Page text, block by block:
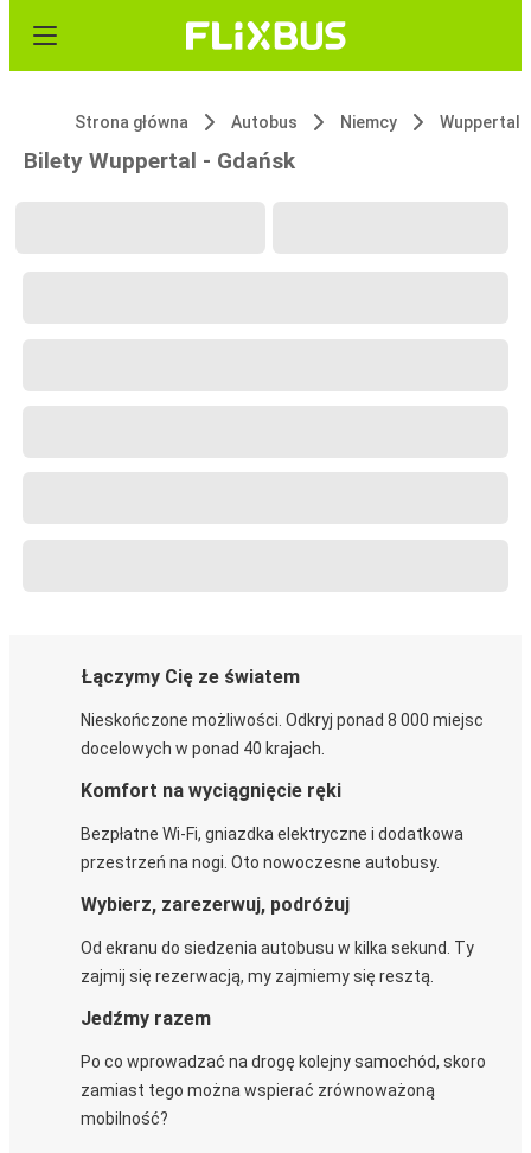
Strona główna Autobus Niemcy Wuppertal
Bilety Wuppertal - Gdańsk
Łączymy Cię ze światem
Nieskończone możliwości. Odkryj ponad 8 000 miejsc
docelowych w ponad 40 krajach.
Komfort na wyciągnięcie ręki
Bezpłatne Wi-Fi, gniazdka elektryczne i dodatkowa
przestrzeń na nogi. Oto nowoczesne autobusy.
Wybierz, zarezerwuj, podróżuj
Od ekranu do siedzenia autobusu w kilka sekund. Ty
zajmij się rezerwacją, my zajmiemy się resztą.
Jedźmy razem
Po co wprowadzać na drogę kolejny samochód, skoro
zamiast tego można wspierać zrównoważoną
mobilność?